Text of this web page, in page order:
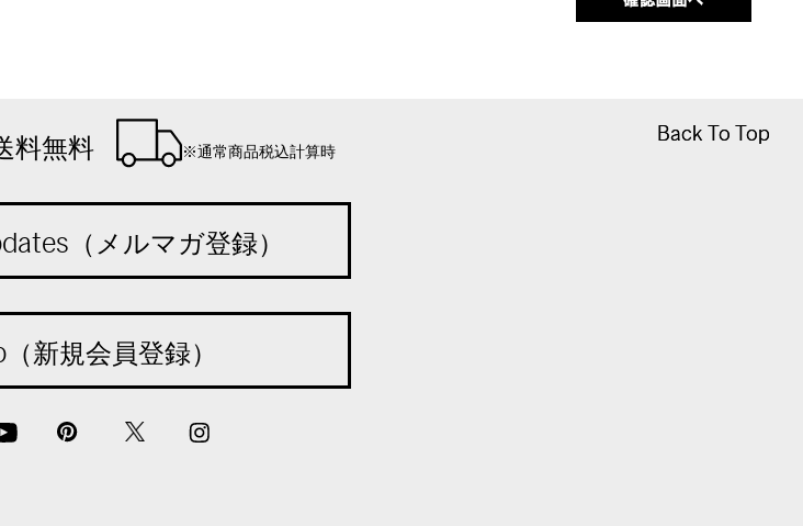
Back To Top
Back To Top
料無料 ※通常商品税込計算時
（メルマガ登録）
新規会員登録）